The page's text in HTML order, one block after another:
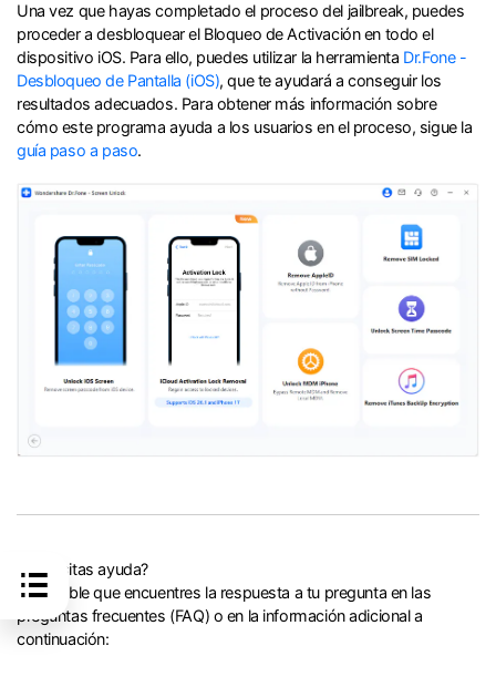
Una vez que hayas completado el proceso del jailbreak, puedes
proceder a desbloquear el Bloqueo de Activación en todo el
dispositivo iOS.󠀲󠀩󠀧󠀣󠀠󠀩󠀡󠀧󠀳󠀰 Para ello, puedes utilizar la herramienta Dr.Fone -
Desbloqueo de Pantalla (iOS), que te ayudará a conseguir los
resultados adecuados.󠀲󠀩󠀧󠀣󠀠󠀩󠀡󠀨󠀳󠀰 Para obtener más información sobre
cómo este programa ayuda a los usuarios en el proceso, sigue la
guía paso a paso.󠀲󠀩󠀧󠀣󠀠󠀩󠀡󠀩󠀳
¿Necesitas ayuda?
Es posible que encuentres la respuesta a tu pregunta en las
preguntas frecuentes (FAQ) o en la información adicional a
continuación: